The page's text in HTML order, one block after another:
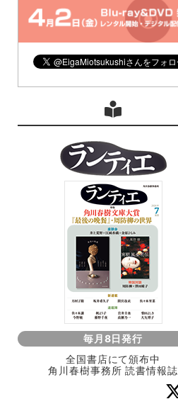
毎月8日発行
全国書店にて頒布中
角川春樹事務所 読書情報誌